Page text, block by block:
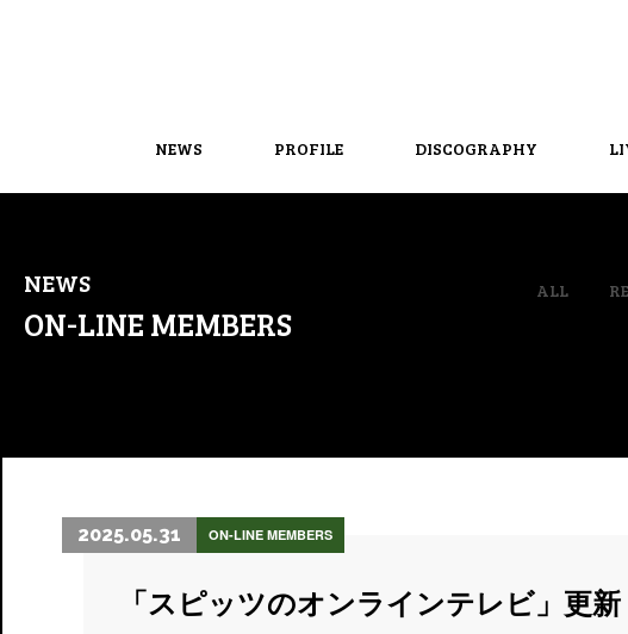
NEWS PROFILE DISCOGRAPHY
NEWS
ON-LINE MEMBERS
ALL
2025.05.31 ON-LINE MEMBERS
「スピッツのオンラインテレビ」更新